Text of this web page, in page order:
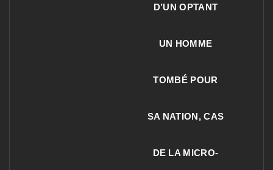
D’UN OPTANT
UN HOMME
TOMBÉ POUR
SA NATION, CAS
DE LA MICRO-